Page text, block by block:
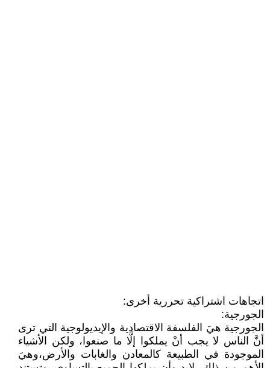
اتجاهات اشتراكية تحررية أخرى:
الجورجية:
الجورجية هيَ الفلسفة الاقتصادية والإيديولوجية التي ترى
أنَّ الناس لا يجب أنْ يملكوا إلَّا ما صنعوا، ولكن الأشياء
الموجودة في الطبيعة كالمعادن والغابات والأرض،وهيَ